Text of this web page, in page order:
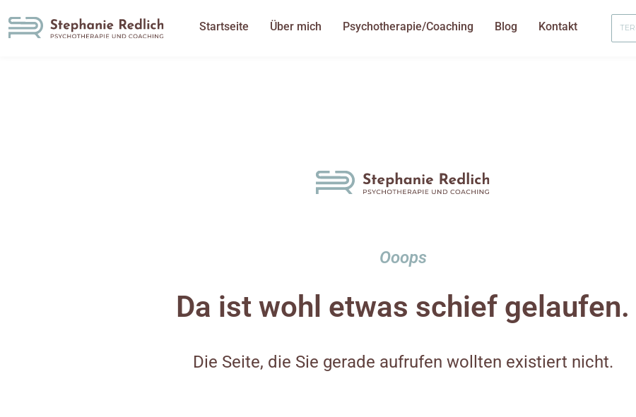
Startseite Über mich Psychotherapie/Coaching Blog Kontakt
Ooops
Da ist wohl etwas schief gelaufen.
Die Seite, die Sie gerade aufrufen wollten existiert nicht.